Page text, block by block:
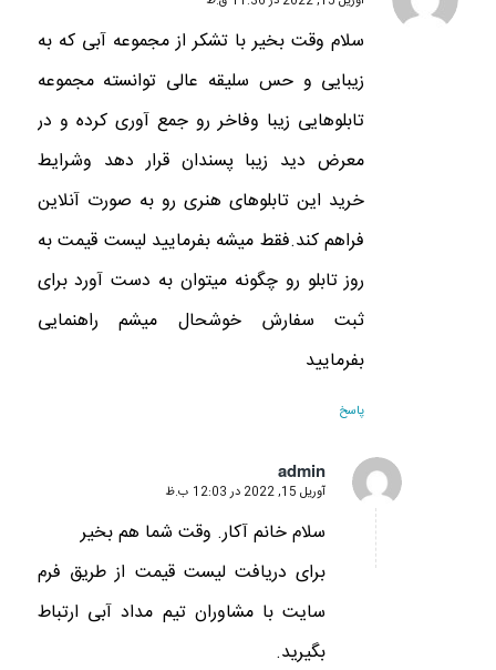
سلام وقت بخیر با تشکر از مجموعه آبی که به
زیبایی و حس سلیقه عالی توانسته مجموعه
تابلوهایی زیبا وفاخر رو جمع آوری کرده و در
معرض دید زیبا پسندان قرار دهد وشرایط
خرید این تابلوهای هنری رو به صورت آنلاین
فراهم کند.فقط میشه بفرمایید لیست قیمت به
روز تابلو رو چگونه میتوان به دست آورد برای
ثبت سفارش خوشحال میشم راهنمایی
بفرمایید
پاسخ
admin
گفته:
آوریل 15, 2022 در 12:03 ب.ظ
سلام خانم آکار. وقت شما هم بخیر
برای دریافت لیست قیمت از طریق فرم
سایت با مشاوران تیم مداد آبی ارتباط
بگیرید.